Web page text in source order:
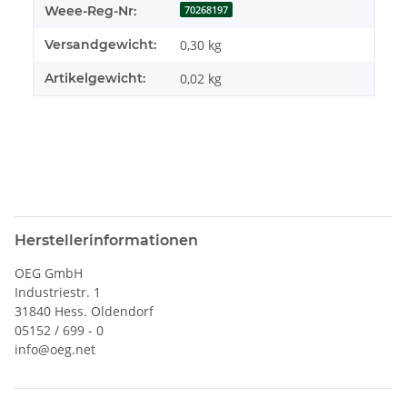
Weee-Reg-Nr: 70268197
Versandgewicht: 0,30 kg
Artikelgewicht: 0,02 kg
Herstellerinformationen
OEG GmbH
Industriestr. 1
31840 Hess. Oldendorf
05152 / 699 - 0
info@oeg.net